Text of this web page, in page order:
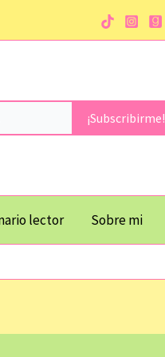
¡Subscribirme!
lector Sobre mi